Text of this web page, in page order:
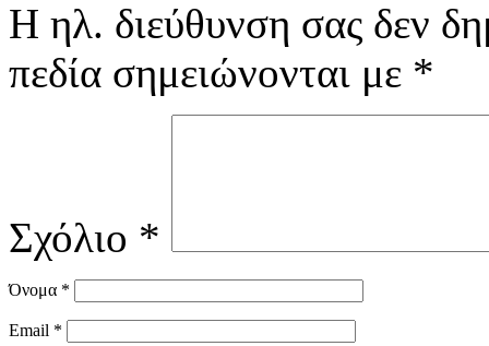
Η ηλ. διεύθυνση σας δεν
πεδία σημειώνονται με *
Σχόλιο *
Όνομα *
Email *